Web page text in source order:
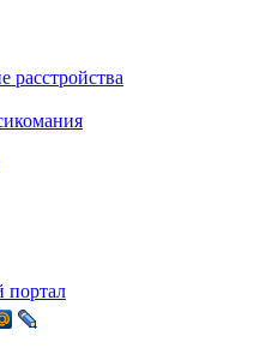
расстройства
портал